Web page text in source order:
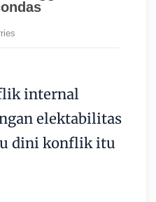
internal
elektabilitas
dini konflik itu